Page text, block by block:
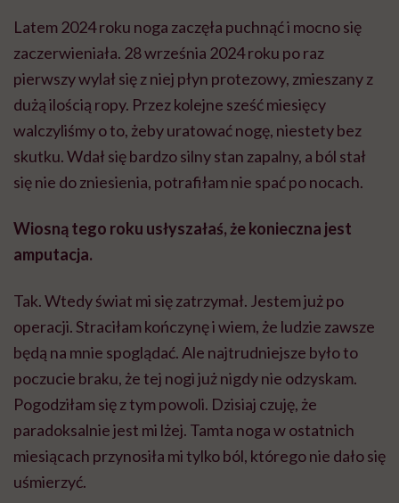
Latem 2024 roku noga zaczęła puchnąć i mocno się
zaczerwieniała. 28 września 2024 roku po raz
pierwszy wylał się z niej płyn protezowy, zmieszany z
dużą ilością ropy. Przez kolejne sześć miesięcy
walczyliśmy o to, żeby uratować nogę, niestety bez
skutku. Wdał się bardzo silny stan zapalny, a ból stał
się nie do zniesienia, potrafiłam nie spać po nocach.
Wiosną tego roku usłyszałaś, że konieczna jest
amputacja.
Tak. Wtedy świat mi się zatrzymał. Jestem już po
operacji. Straciłam kończynę i wiem, że ludzie zawsze
będą na mnie spoglądać. Ale najtrudniejsze było to
poczucie braku, że tej nogi już nigdy nie odzyskam.
Pogodziłam się z tym powoli. Dzisiaj czuję, że
paradoksalnie jest mi lżej. Tamta noga w ostatnich
miesiącach przynosiła mi tylko ból, którego nie dało się
uśmierzyć.